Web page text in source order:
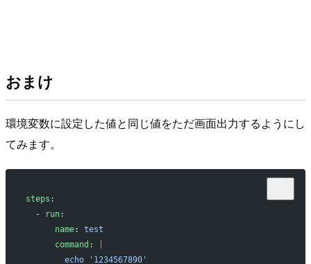
おまけ
環境変数に設定した値と同じ値をただ画面出力するようにし
てみます。
steps :
  -
run:
      name
: test
      command
:
        echo '1234567890'